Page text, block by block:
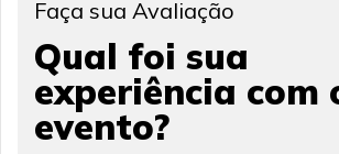
Faça sua Avaliação
Qual foi sua
experiência com
evento?